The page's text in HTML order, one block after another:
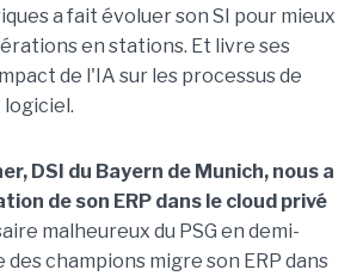
a fait évoluer son SI pour mieux
en stations. Et livre ses
de l'IA sur les processus de
DSI du Bayern de Munich, nous a
de son ERP dans le cloud privé
malheureux du PSG en demi-
des champions migre son ERP dans